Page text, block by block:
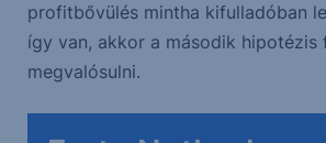
profitbővülés mintha kifulladóban
így van, akkor a második hipotézis
megvalósulni.